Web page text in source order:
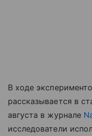
В ходе
рассказывается в
августа в журнале
исследователи